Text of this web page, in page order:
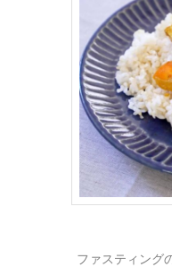
ファスティング